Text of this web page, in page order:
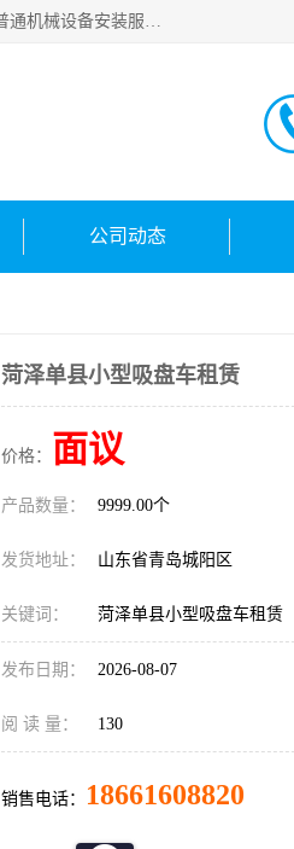
青岛高晟工程机械租赁有限公司成立于2015年，注册地位于山东省青岛市。经营范围包括：机械设备租赁，普通机械设备安装服务，电子、机械设备维护，专用设备修理，通用设备修理，机械设备销售，环境保护专用设备销售，建筑材料销售，专业保洁、清洗、消毒服务，劳动保护用品销售，信息技术咨询服务，汽车拖车、求援、清障服务，物业管理；工程管理服务，货物进出口，技术进出口，汽车销售，新能源汽车整车销售等。
公司动态
菏泽单县小型吸盘车租赁
价格： 面议
产品数量： 9999.00个
发货地址： 山东省青岛城阳区
关键词： 菏泽单县小型吸盘车租赁
发布日期： 2026-08-07
阅 读 量： 130
销售电话： 18661608820